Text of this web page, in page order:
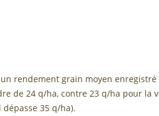
rendement grain moyen enregistré
de 24 q/ha, contre 23 q/ha pour la
35 q/ha).